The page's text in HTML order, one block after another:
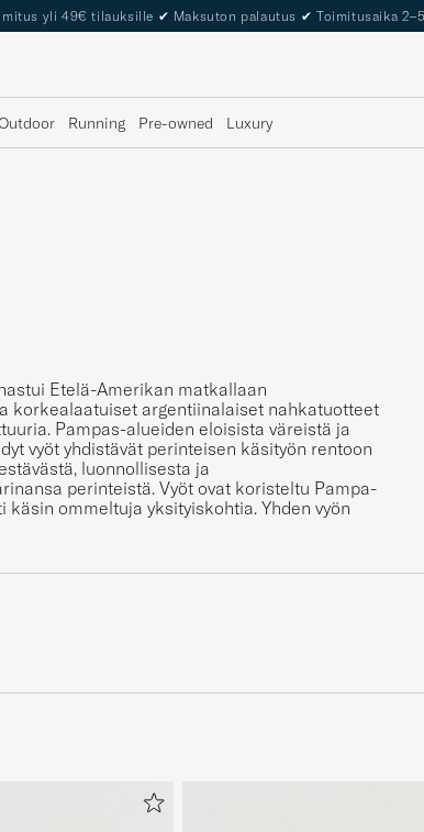
yli 49€ tilauksille ✔ Maksuton palautus ✔ Toimitusaika
Running Pre-owned Luxury
Etelä-Amerikan matkallaan
korkealaatuiset argentiinalaiset nahkatuotteet
Pampas-alueiden eloisista väreistä ja
vyöt yhdistävät perinteisen käsityön rentoon
luonnollisesta ja
perinteistä. Vyöt ovat koristeltu Pampa-
ommeltuja yksityiskohtia. Yhden vyön